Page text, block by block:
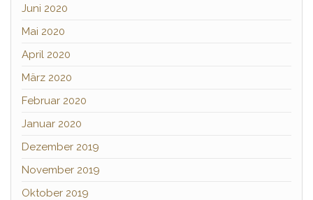
Juni 2020
Mai 2020
April 2020
März 2020
Februar 2020
Januar 2020
Dezember 2019
November 2019
Oktober 2019